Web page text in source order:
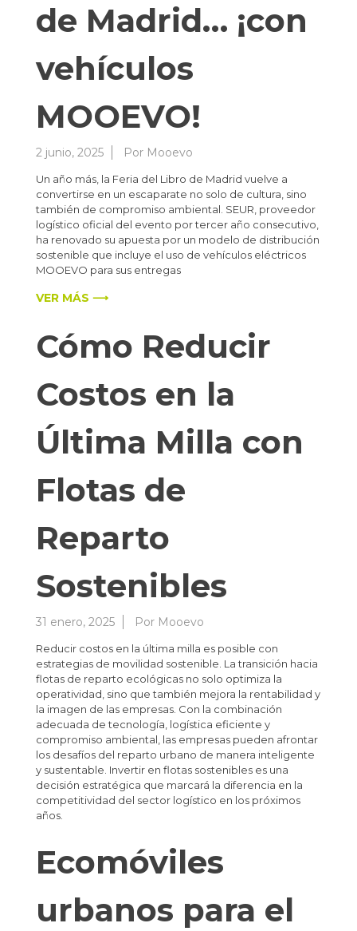
de Madrid… ¡con
vehículos
MOOEVO!
2 junio, 2025 Por Mooevo
Un año más, la Feria del Libro de Madrid vuelve a
convertirse en un escaparate no solo de cultura, sino
también de compromiso ambiental. SEUR, proveedor
logístico oficial del evento por tercer año consecutivo,
ha renovado su apuesta por un modelo de distribución
sostenible que incluye el uso de vehículos eléctricos
MOOEVO para sus entregas
VER MÁS ⟶
Cómo Reducir
Costos en la
Última Milla con
Flotas de
Reparto
Sostenibles
31 enero, 2025 Por Mooevo
Reducir costos en la última milla es posible con
estrategias de movilidad sostenible. La transición hacia
flotas de reparto ecológicas no solo optimiza la
operatividad, sino que también mejora la rentabilidad y
la imagen de las empresas. Con la combinación
adecuada de tecnología, logística eficiente y
compromiso ambiental, las empresas pueden afrontar
los desafíos del reparto urbano de manera inteligente
y sustentable. Invertir en flotas sostenibles es una
decisión estratégica que marcará la diferencia en la
competitividad del sector logístico en los próximos
años.
Ecomóviles
urbanos para el